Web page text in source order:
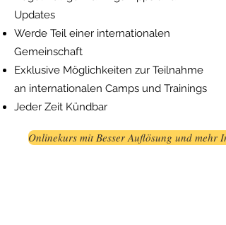
Updates
Werde Teil einer internationalen
Gemeinschaft
Exklusive Möglichkeiten zur Teilnahme
an internationalen Camps und Trainings
Jeder Zeit Kündbar
Onlinekurs mit Besser Auflösung und mehr